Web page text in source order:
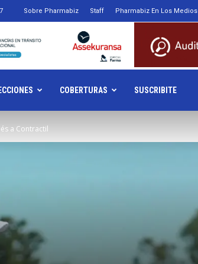
Sobre Pharmabiz Staff Pharmabiz En Los Medios
COBERTURAS SUSCRIBITE
a Contractil